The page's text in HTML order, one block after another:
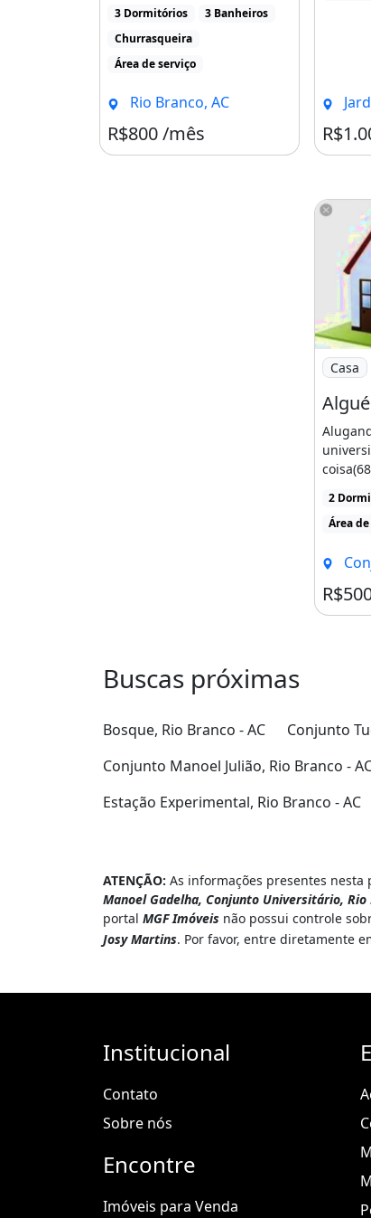
3 Dormitórios
3 Banheiros
Churrasqueira
Área de serviço
Rio Branco, AC
R$800 /mês
Casa
vaga
por
2
Área
Buscas próximas
Bosque, Rio Branco - AC Conjunto
Conjunto Manoel Julião, Rio Branco -
Estação Experimental, Rio Branco - AC
ATENÇÃO: As informações presentes
Manoel Gadelha, Conjunto Universitário, Rio
portal MGF Imóveis não possui controle
Josy Martins. Por favor, entre diretamente
Institucional
Contato
Sobre nós
Encontre
Imóveis para Venda